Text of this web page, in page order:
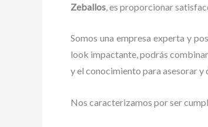
Zeballos , es proporcionar
Somos una empresa experta y
look impactante, podrás
y el conocimiento para asesorar y
Nos caracterizamos por ser